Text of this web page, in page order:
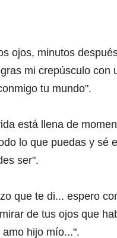
ojos, minutos
mi crepúsculo con
tu mundo".
está llena de
lo que puedas y sé
ser".
que te di... espero
de tus ojos que
hijo mío...".